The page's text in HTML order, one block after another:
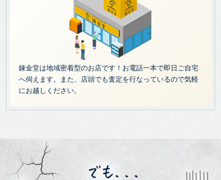
錬金堂は地域密着型のお店です！お電話一本で即日ご自宅
へ伺えます。また、店頭でも査定を行なっているので気軽
にお越しください。